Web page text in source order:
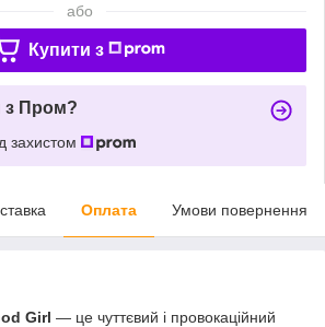
або
Купити з
з Пром?
захистом
Оплата Умови повернення
Girl — це чуттєвий і провокаційний